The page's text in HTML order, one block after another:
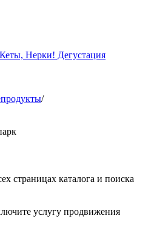
Нерки! Дегустация
/
страницах каталога и поиска
услугу продвижения